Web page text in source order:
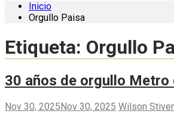
Inicio
Orgullo Paisa
Etiqueta: Orgullo
30 años de orgullo Metro
Nov 30, 2025Nov 30, 2025 Wilson